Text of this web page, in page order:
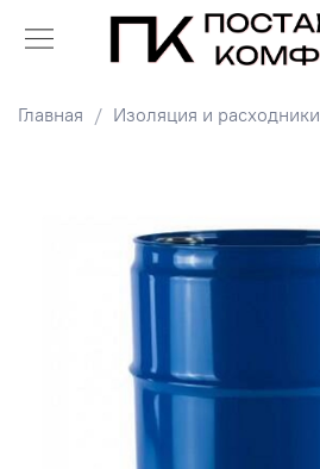
Главная Изоляция и расходники